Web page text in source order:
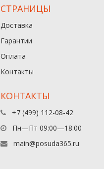
СТРАНИЦЫ
Доставка
Гарантии
Оплата
Контакты
КОНТАКТЫ
+7 (499) 112-08-42
Пн—Пт 09:00—18:00
main@posuda365.ru